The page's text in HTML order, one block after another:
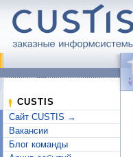
CUSTIS
Сайт CUSTIS →
Вакансии
Блог команды